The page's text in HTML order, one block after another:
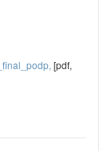
[pdf,